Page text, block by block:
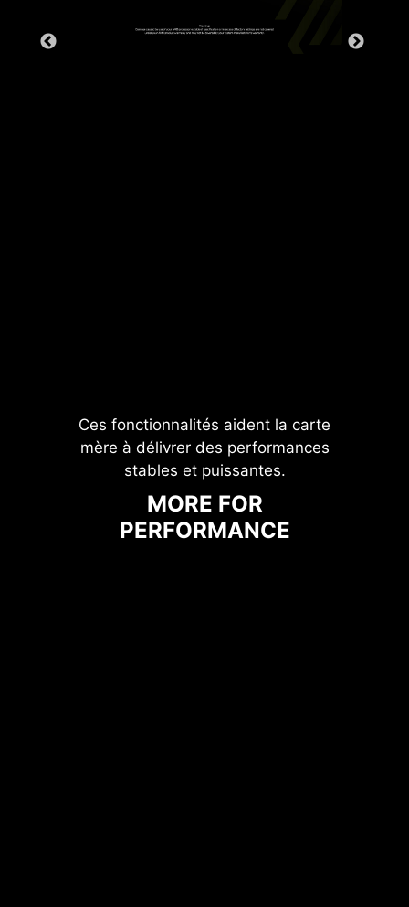
Ces fonctionnalités aident la carte
mère à délivrer des performances
stables et puissantes.
MORE FOR
PERFORMANCE
électromagnétiques (EMI) générées